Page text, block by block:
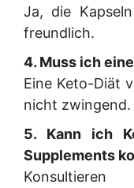
Ja, die
freundlich.
4. Muss ich
Eine Keto-Diät
nicht zwingend.
5. Kann ich
Supplements